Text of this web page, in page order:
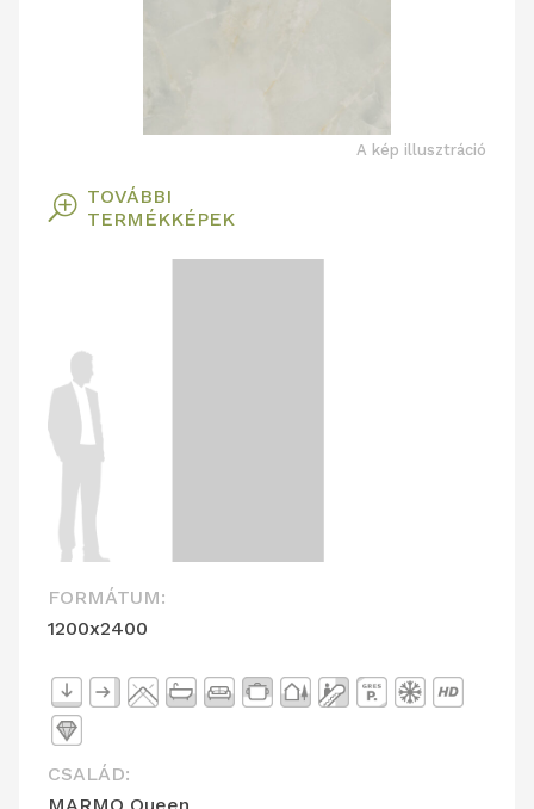
A kép illusztráció
T TOVÁBBI
TERMÉKKÉPEK
FORMÁTUM:
1200x2400
CSALÁD: